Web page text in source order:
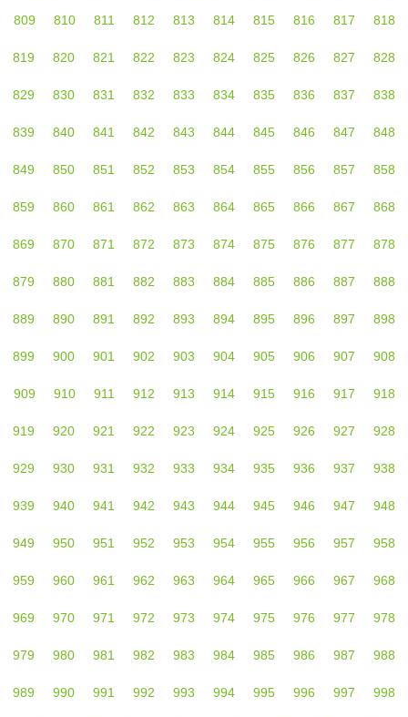
809 810 811 812 813 814 815 816 817 818
819 820 821 822 823 824 825 826 827 828
829 830 831 832 833 834 835 836 837 838
839 840 841 842 843 844 845 846 847 848
849 850 851 852 853 854 855 856 857 858
859 860 861 862 863 864 865 866 867 868
869 870 871 872 873 874 875 876 877 878
879 880 881 882 883 884 885 886 887 888
889 890 891 892 893 894 895 896 897 898
899 900 901 902 903 904 905 906 907 908
909 910 911 912 913 914 915 916 917 918
919 920 921 922 923 924 925 926 927 928
929 930 931 932 933 934 935 936 937 938
939 940 941 942 943 944 945 946 947 948
949 950 951 952 953 954 955 956 957 958
959 960 961 962 963 964 965 966 967 968
969 970 971 972 973 974 975 976 977 978
979 980 981 982 983 984 985 986 987 988
989 990 991 992 993 994 995 996 997 998